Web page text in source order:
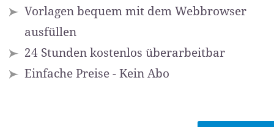
Vorlagen bequem mit dem Webbrowser
ausfüllen
24 Stunden kostenlos überarbeitbar
Einfache Preise - Kein Abo